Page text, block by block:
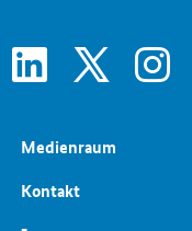
linkedin
Medienraum
Kontakt